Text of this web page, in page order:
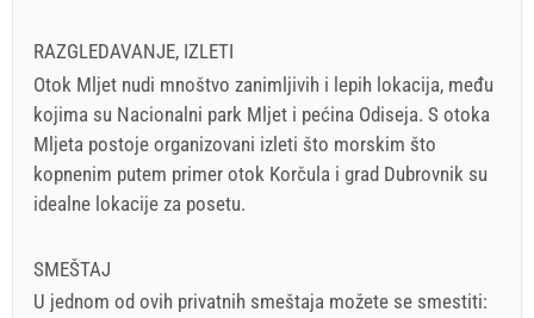
RAZGLEDAVANJE, IZLETI
Otok Mljet nudi mnoštvo zanimljivih i lepih lokacija, među
kojima su Nacionalni park Mljet i pećina Odiseja. S otoka
Mljeta postoje organizovani izleti što morskim što
kopnenim putem primer otok Korčula i grad Dubrovnik su
idealne lokacije za posetu.
SMEŠTAJ
U jednom od ovih privatnih smeštaja možete se smestiti: